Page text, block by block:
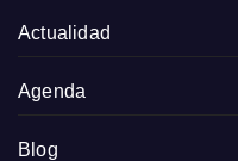
Actualidad
Agenda
Blog